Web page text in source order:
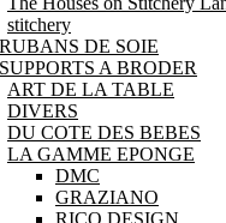
stitchery
DE SOIE
A BRODER
ART DE LA TABLE
DIVERS
DU COTE DES BEBES
LA GAMME EPONGE
DMC
GRAZIANO